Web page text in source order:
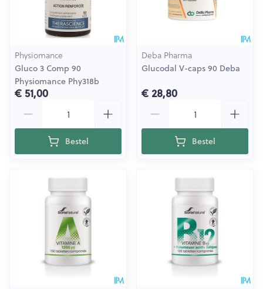
Physiomance
Gluco 3 Comp 90
Physiomance Phy318b
€ 51,00
Bestel
Deba Pharma
Glucodal V-caps 90 Deba
€ 28,80
Bestel